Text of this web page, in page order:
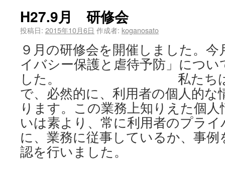
H27.9月 研修会
投稿日: 2015年10月6日 作成者: koganosato
９月の研修会を開催しました。
イバシー保護と虐待予防」につ
した。 私たちは業務
で、必然的に、利用者の個人的
ります。この業務上知りえた個
いは素より、常に利用者のプラ
に、業務に従事しているか、事
認を行いました。